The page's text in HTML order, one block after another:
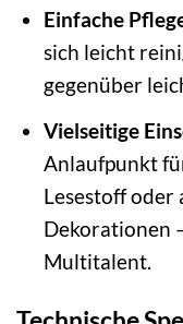
Einfache
sich leicht
gegenüber
Vielseitige
Anlaufpunkt
Lesestoff oder
Dekorationen
Multitalent.